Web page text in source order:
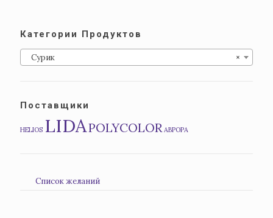
Категории Продуктов
×
Сурик
Поставщики
HELIOS LIDAPOLYCOLOR АВРОРА
Список желаний